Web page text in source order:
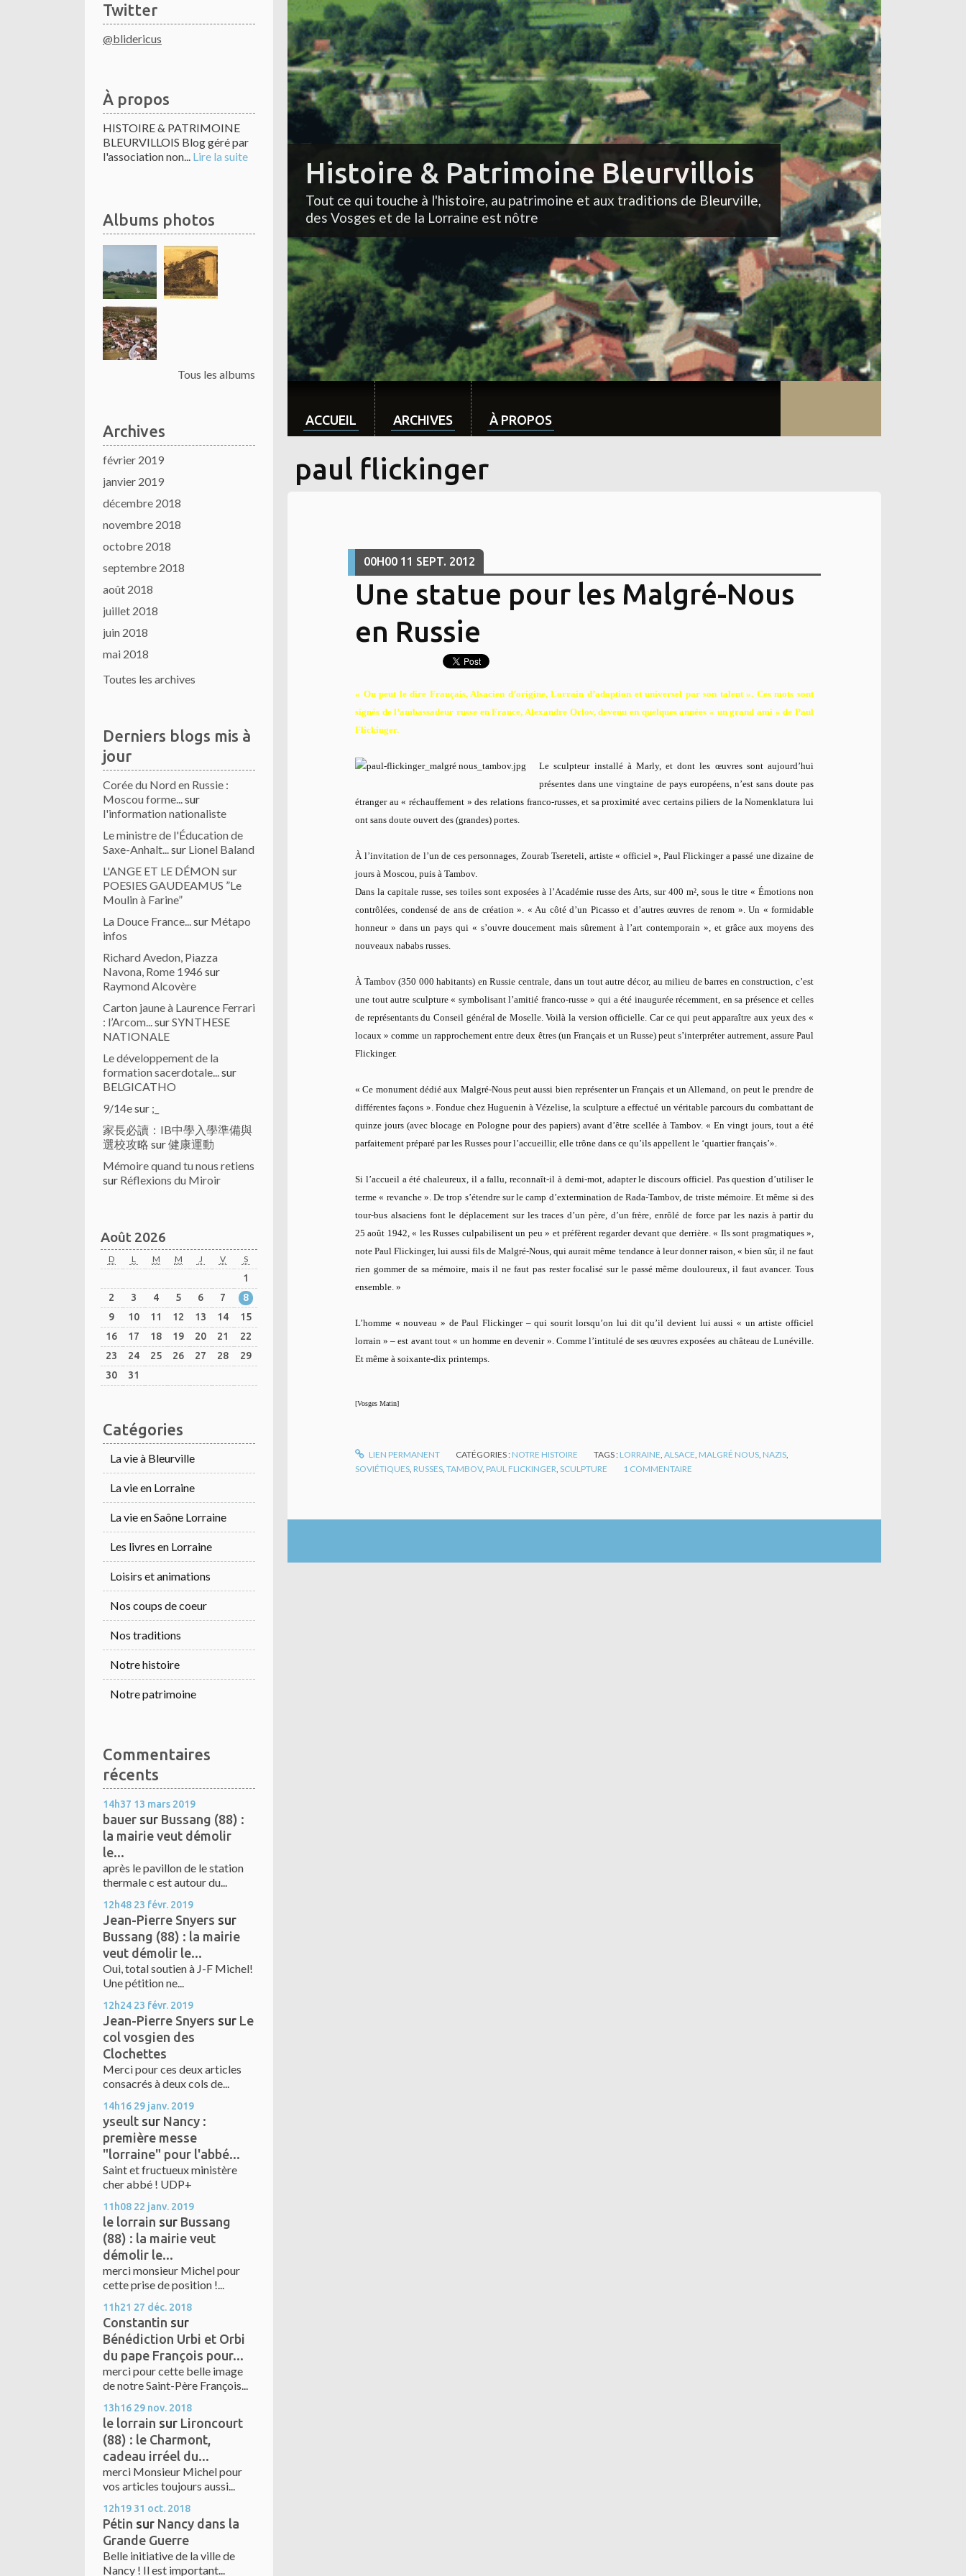
Twitter
@blidericus
À propos
HISTOIRE & PATRIMOINE
BLEURVILLOIS Blog géré par
l'association non... Lire la suite
Albums photos
Tous les albums
Archives
février 2019
janvier 2019
décembre 2018
novembre 2018
octobre 2018
septembre 2018
août 2018
juillet 2018
juin 2018
mai 2018
Toutes les archives
Derniers blogs mis à
jour
Corée du Nord en Russie :
Moscou forme...sur
l'information nationaliste
Le ministre de l'Éducation de
Saxe-Anhalt...sur Lionel Baland
L'ANGE ET LE DÉMON sur
POESIES GAUDEAMUS ”Le
Moulin à Farine”
La Douce France...sur Métapo
infos
Richard Avedon, Piazza
Navona, Rome 1946 sur
Raymond Alcovère
Carton jaune à Laurence Ferrari
: l’Arcom...surSYNTHESE
NATIONALE
Le développement de la
formation sacerdotale...sur
BELGICATHO
9/14esur ;_
家長必讀：IB中學入學準備與
選校攻略 sur健康運動
Mémoire quand tu nous retiens
sur Réflexions du Miroir
Août 2026
D L M M J V S
1
2
3 4 5 6 7
8
9
10 11 12 13 14
15
16
17 18 19 20 21
22
23
24 25 26 27 28
29
30
31
Catégories
La vie à Bleurville
La vie en Lorraine
La vie en Saône Lorraine
Les livres en Lorraine
Loisirs et animations
Nos coups de coeur
Nos traditions
Notre histoire
Notre patrimoine
Commentaires
récents
14h37 13 mars 2019
bauer sur Bussang (88) :
la mairie veut démolir
le...
après le pavillon de le station
thermale c est autour du...
12h48 23 févr. 2019
Jean-Pierre Snyers sur
Bussang (88) : la mairie
veut démolir le...
Oui, total soutien à J-F Michel!
Une pétition ne...
12h24 23 févr. 2019
Jean-Pierre Snyers sur Le
col vosgien des
Clochettes
Merci pour ces deux articles
consacrés à deux cols de...
14h16 29 janv. 2019
yseult sur Nancy :
première messe
"lorraine" pour l'abbé...
Saint et fructueux ministère
cher abbé ! UDP+
11h08 22 janv. 2019
le lorrain sur Bussang
(88) : la mairie veut
démolir le...
merci monsieur Michel pour
cette prise de position !...
11h21 27 déc. 2018
Constantin sur
Bénédiction Urbi et Orbi
du pape François pour...
merci pour cette belle image
de notre Saint-Père François...
13h16 29 nov. 2018
le lorrain sur Lironcourt
(88) : le Charmont,
cadeau irréel du...
merci Monsieur Michel pour
vos articles toujours aussi...
12h19 31 oct. 2018
Pétin sur Nancy dans la
Grande Guerre
Belle initiative de la ville de
Nancy ! Il est important...
Histoire & Patrimoine Bleurvillois
Tout ce qui touche à l'histoire, au patrimoine et aux traditions de Bleurville,
des Vosges et de la Lorraine est nôtre
ACCUEIL ARCHIVES À PROPOS
paul flickinger
00H00 11 SEPT. 2012
Une statue pour les Malgré-Nous
en Russie
« On peut le dire Français, Alsacien d’origine, Lorrain d’adoption et universel par son talent ». Ces mots sont
signés de l’ambassadeur russe en France, Alexandre Orlov, devenu en quelques années « un grand ami » de Paul
Flickinger.
Le sculpteur installé à Marly, et dont les œuvres sont aujourd’hui
présentes dans une vingtaine de pays européens, n’est sans doute pas
étranger au « réchauffement » des relations franco-russes, et sa proximité avec certains piliers de la Nomenklatura lui
ont sans doute ouvert des (grandes) portes.
À l’invitation de l’un de ces personnages, Zourab Tsereteli, artiste « officiel », Paul Flickinger a passé une dizaine de
jours à Moscou, puis à Tambov.
Dans la capitale russe, ses toiles sont exposées à l’Académie russe des Arts, sur 400 m², sous le titre « Émotions non
contrôlées, condensé de ans de création ». « Au côté d’un Picasso et d’autres œuvres de renom ». Un « formidable
honneur » dans un pays qui « s’ouvre doucement mais sûrement à l’art contemporain », et grâce aux moyens des
nouveaux nababs russes.
À Tambov (350 000 habitants) en Russie centrale, dans un tout autre décor, au milieu de barres en construction, c’est
une tout autre sculpture « symbolisant l’amitié franco-russe » qui a été inaugurée récemment, en sa présence et celles
de représentants du Conseil général de Moselle. Voilà la version officielle. Car ce qui peut apparaître aux yeux des «
locaux » comme un rapprochement entre deux êtres (un Français et un Russe) peut s’interpréter autrement, assure Paul
Flickinger.
« Ce monument dédié aux Malgré-Nous peut aussi bien représenter un Français et un Allemand, on peut le prendre de
différentes façons ». Fondue chez Huguenin à Vézelise, la sculpture a effectué un véritable parcours du combattant de
quinze jours (avec blocage en Pologne pour des papiers) avant d’être scellée à Tambov. « En vingt jours, tout a été
parfaitement préparé par les Russes pour l’accueillir, elle trône dans ce qu’ils appellent le ‘quartier français’».
Si l’accueil a été chaleureux, il a fallu, reconnaît-il à demi-mot, adapter le discours officiel. Pas question d’utiliser le
terme « revanche ». De trop s’étendre sur le camp d’extermination de Rada-Tambov, de triste mémoire. Et même si des
tour-bus alsaciens font le déplacement sur les traces d’un père, d’un frère, enrôlé de force par les nazis à partir du
25 août 1942, « les Russes culpabilisent un peu » et préfèrent regarder devant que derrière. « Ils sont pragmatiques »,
note Paul Flickinger, lui aussi fils de Malgré-Nous, qui aurait même tendance à leur donner raison, « bien sûr, il ne faut
rien gommer de sa mémoire, mais il ne faut pas rester focalisé sur le passé même douloureux, il faut avancer. Tous
ensemble. »
L’homme « nouveau » de Paul Flickinger – qui sourit lorsqu’on lui dit qu’il devient lui aussi « un artiste officiel
lorrain » – est avant tout « un homme en devenir ». Comme l’intitulé de ses œuvres exposées au château de Lunéville.
Et même à soixante-dix printemps.
[Vosges Matin]
LIEN PERMANENT CATÉGORIES : NOTRE HISTOIRE TAGS : LORRAINE ,ALSACE MALGRÉ NOUS NAZIS
SOVIÉTIQUES RUSSES TAMBOV, PAUL FLICKINGER SCULPTURE 1 COMMENTAIRE